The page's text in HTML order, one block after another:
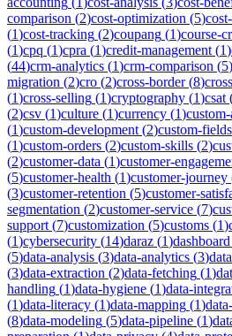
comparison (2)cost-optimization (5)
(1)cost-tracking (2)coupang (1)course-
(1)cpq (1)cpra (1)credit-management (1)
(44)crm-analytics (1)crm-comparison (5)
migration (2)cro (2)cross-border(8)
(1)cross-selling (1)cryptography (1)csat
(2)csv (1)culture (1)currency (1)
(1)custom-development (2)custom-fields
(1)custom-orders (2)custom-skills (2)
(2)customer-data (1)customer-
(5)customer-health (1)customer-journey
(3)customer-retention (5)customer-
segmentation (2)customer-service (7)
support (7)customization (5)customs (1)
(1)cybersecurity (14)daraz (1)dashboard
(5)data-analysis (3)data-analytics (3)
(3)data-extraction (2)data-fetching (1)
handling (1)data-hygiene (1)data-
(1)data-literacy (1)data-mapping (1)
(8)data-modeling (5)data-pipeline (1)